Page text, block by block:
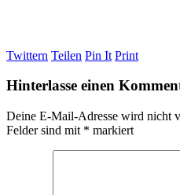
Twittern Teilen Pin It Print
Hinterlasse einen
Deine E-Mail-Adresse wird nicht
Felder sind mit * markiert